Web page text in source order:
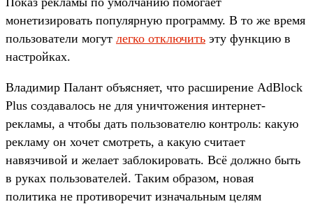
монетизировать популярную программу. В то же время
пользователи могут легко отключить эту функцию в
настройках.
Владимир Палант объясняет, что расширение AdBlock
Plus создавалось не для уничтожения интернет-
рекламы, а чтобы дать пользователю контроль: какую
рекламу он хочет смотреть, а какую считает
навязчивой и желает заблокировать. Всё должно быть
в руках пользователей. Таким образом, новая
политика не противоречит изначальным целям